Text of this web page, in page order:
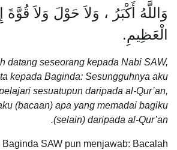
وَاللَّهُ أَكْبَرُ ، وَلاَ حَوْلَ وَلاَ قُوَّةَ
الْعَظِيمِ.
datang seseorang kepada Nabi SAW,
kepada Baginda: Sesungguhnya aku
sesuatupun daripada al-Qur’an,
(bacaan) apa yang memadai bagiku
(selain) daripada al-Qur’an.
Baginda SAW pun menjawab: Bacalah: